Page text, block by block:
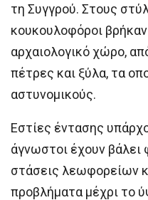
τη Συγγρού. Στους
κουκουλοφόροι
αρχαιολογικό χώρο,
πέτρες και ξύλα, τα
αστυνομικούς.
Εστίες έντασης
άγνωστοι έχουν
στάσεις λεωφορείων
προβλήματα μέχρι το